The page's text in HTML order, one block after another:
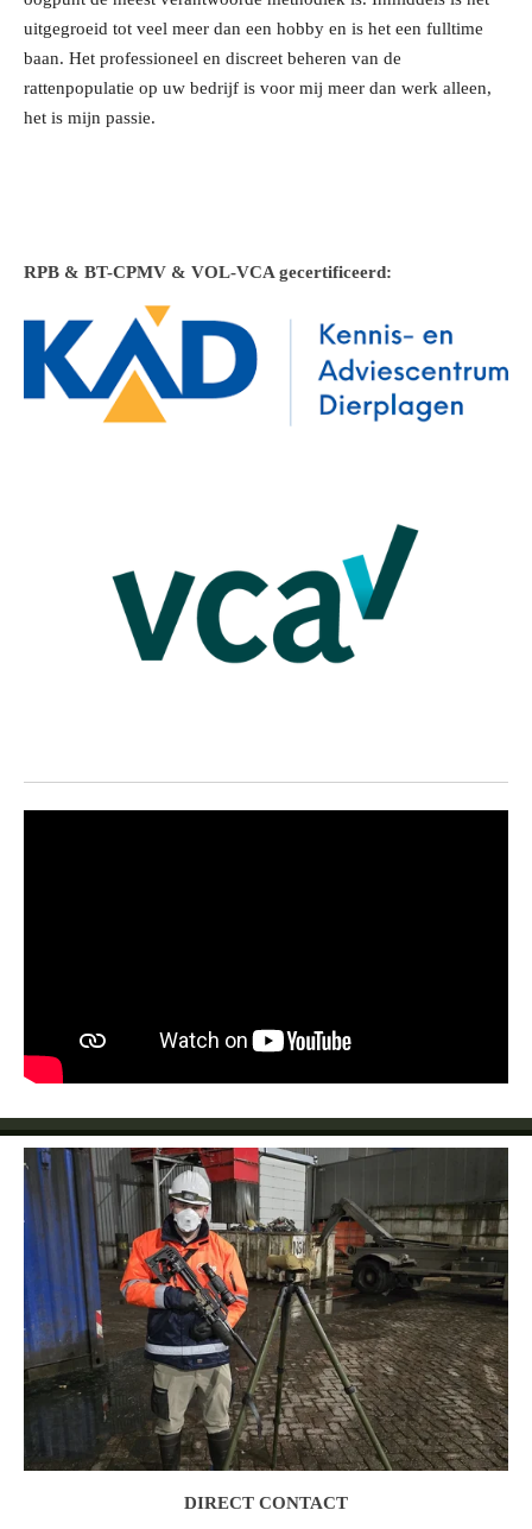
uitgegroeid tot veel meer dan een hobby en is het een fulltime
baan. Het professioneel en discreet beheren van de
rattenpopulatie op uw bedrijf is voor mij meer dan werk alleen,
het is mijn passie.
RPB & BT-CPMV & VOL-VCA gecertificeerd:
DIRECT CONTACT